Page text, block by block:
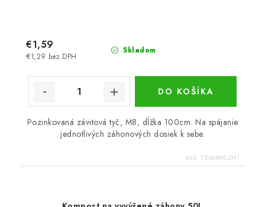
Skladom
€1,29 bez DPH
€1,59
DO KOŠÍKA
Pozinkovaná závitová tyč, M8, dĺžka 100cm. Na spájanie
jednotlivých záhonových dosiek k sebe.
Kód: TZ-048M8-ZN1